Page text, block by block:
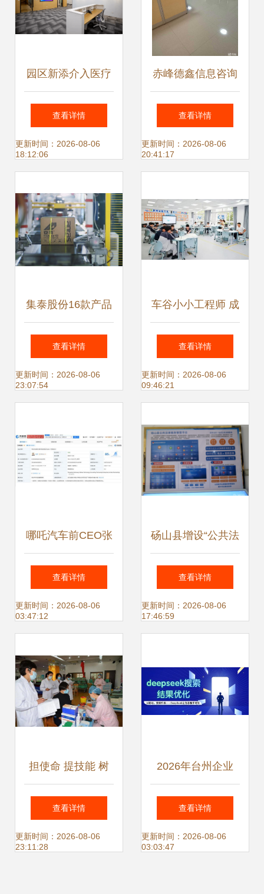
园区新添介入医疗
技术研究所！开启
信息技术与医疗交
查看详情
更新时间：2026-08-06
18:12:06
赤峰德鑫信息咨询
助力企业数字化转
型的信息技术咨询
查看详情
更新时间：2026-08-06
20:41:17
集泰股份16款产品
通过中国绿色产品
认证，信息服务行
查看详情
更新时间：2026-08-06
23:07:54
车谷小小工程师 成
长有了新摇篮 武汉
经开区青少年创新
查看详情
更新时间：2026-08-06
09:46:21
哪吒汽车前CEO张
勇股权冻结事件深
度解读 科技助力的
查看详情
更新时间：2026-08-06
03:47:12
砀山县增设“公共法
律服务查询一体机”
按下惠民服务“快捷
便民利民新篇章
查看详情
更新时间：2026-08-06
17:46:59
担使命 提技能 树
形象 血站成功举办
血液采集技能提升
查看详情
更新时间：2026-08-06
23:11:28
2026年台州企业
GEO获客服务商深
度评测与选择指南
查看详情
更新时间：2026-08-06
03:03:47